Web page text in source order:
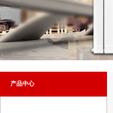
产品中心